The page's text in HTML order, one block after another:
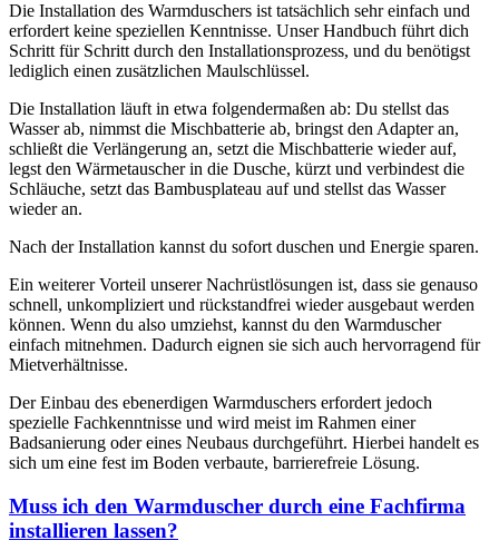
Die Installation des Warmduschers ist tatsächlich sehr einfach und
erfordert keine speziellen Kenntnisse. Unser Handbuch führt dich
Schritt für Schritt durch den Installationsprozess, und du benötigst
lediglich einen zusätzlichen Maulschlüssel.
Die Installation läuft in etwa folgendermaßen ab: Du stellst das
Wasser ab, nimmst die Mischbatterie ab, bringst den Adapter an,
schließt die Verlängerung an, setzt die Mischbatterie wieder auf,
legst den Wärmetauscher in die Dusche, kürzt und verbindest die
Schläuche, setzt das Bambusplateau auf und stellst das Wasser
wieder an.
Nach der Installation kannst du sofort duschen und Energie sparen.
Ein weiterer Vorteil unserer Nachrüstlösungen ist, dass sie genauso
schnell, unkompliziert und rückstandfrei wieder ausgebaut werden
können. Wenn du also umziehst, kannst du den Warmduscher
einfach mitnehmen. Dadurch eignen sie sich auch hervorragend für
Mietverhältnisse.
Der Einbau des ebenerdigen Warmduschers erfordert jedoch
spezielle Fachkenntnisse und wird meist im Rahmen einer
Badsanierung oder eines Neubaus durchgeführt. Hierbei handelt es
sich um eine fest im Boden verbaute, barrierefreie Lösung.
Muss ich den Warmduscher durch eine Fachfirma
installieren lassen?